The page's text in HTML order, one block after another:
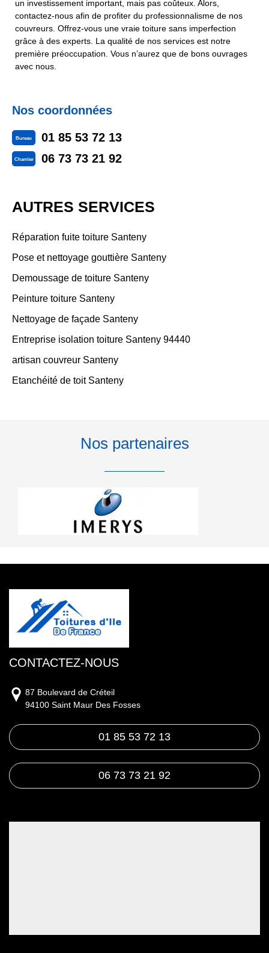
un investissement important, mais pas coûteux. Alors,
contactez-nous afin de profiter du professionnalisme de nos
couvreurs. Offrez-vous une vraie toiture sans imperfection
grâce à des experts. La qualité de nos services est notre
première préoccupation. Vous n’aurez que de bons ouvrages
avec nous.
Nos coordonnées
Bureau 01 85 53 72 13
Chantier 06 73 73 21 92
AUTRES SERVICES
Réparation fuite toiture Santeny
Pose et nettoyage gouttière Santeny
Demoussage de toiture Santeny
Peinture toiture Santeny
Nettoyage de façade Santeny
Entreprise isolation toiture Santeny 94440
artisan couvreur Santeny
Etanchéité de toit Santeny
Nos partenaires
CONTACTEZ-NOUS
87 Boulevard de Créteil
94100 Saint Maur Des Fosses
01 85 53 72 13
06 73 73 21 92